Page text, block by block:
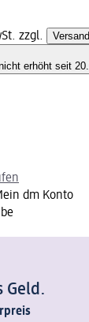
zzgl. Versand
erhöht seit
dm Konto
Geld.